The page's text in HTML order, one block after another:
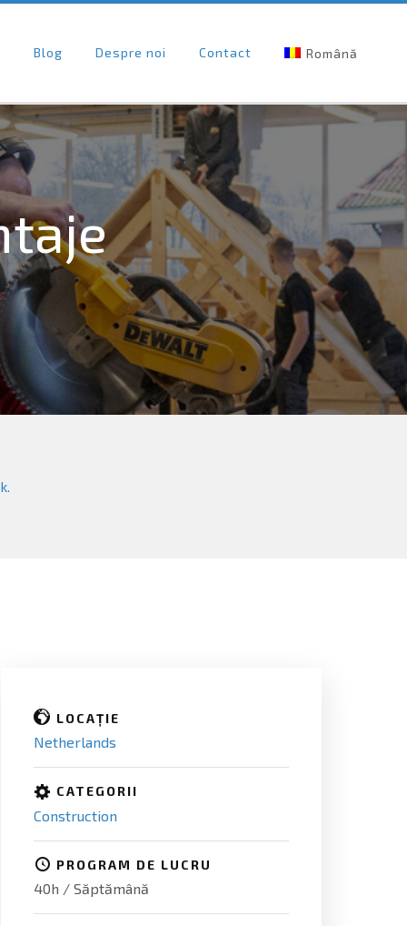
Blog Despre noi Contact Română
LOCAȚIE
Netherlands
CATEGORII
Construction
PROGRAM DE LUCRU
40h / Săptămână